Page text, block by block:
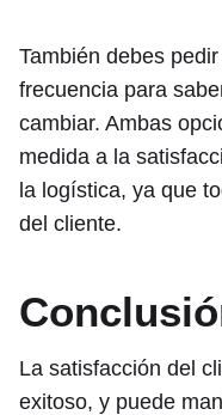
También debes
frecuencia para
cambiar. Ambas
medida a la
la logística, ya que
del cliente.
La satisfacción del
exitoso, y puede